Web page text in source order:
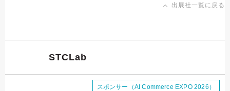
出展社一覧に戻る
STCLab
スポンサー（AI Commerce EXPO 2026）